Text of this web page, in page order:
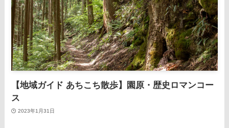
【地域ガイド あちこち散歩】園原・歴史ロマンコー
ス
2023年1月31日